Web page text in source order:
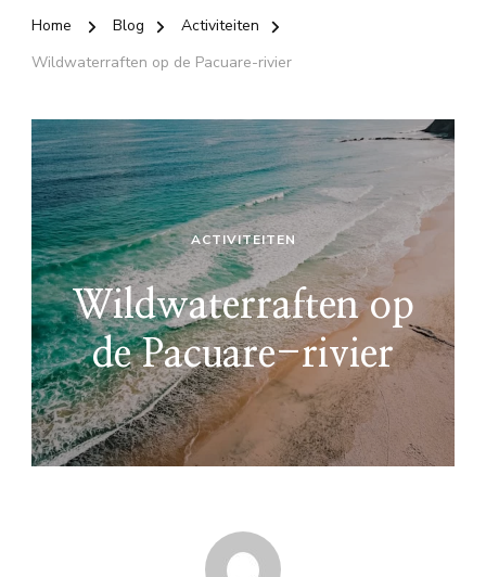
Home Blog
Activiteiten
Wildwaterraften op de Pacuare-rivier
ACTIVITEITEN
Wildwaterraften op
de Pacuare-rivier